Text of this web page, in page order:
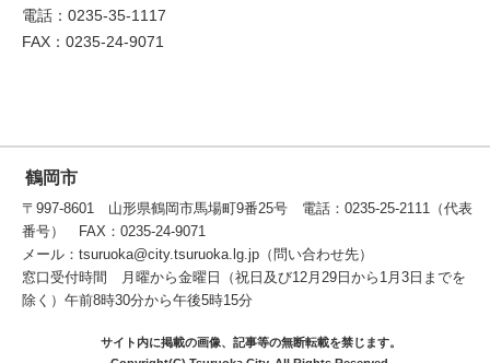
電話：0235-35-1117
FAX：0235-24-9071
鶴岡市
〒997-8601 山形県鶴岡市馬場町9番25号 電話：0235-25-2111（代表
番号） FAX：0235-24-9071
メール：tsuruoka@city.tsuruoka.lg.jp（問い合わせ先）
窓口受付時間 月曜から金曜日（祝日及び12月29日から1月3日までを
除く）午前8時30分から午後5時15分
サイト内に掲載の画像、記事等の無断転載を禁じます。